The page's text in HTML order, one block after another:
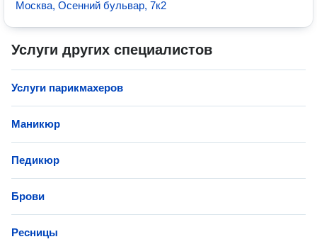
Москва, Осенний бульвар, 7к2
Услуги других специалистов
Услуги парикмахеров
Маникюр
Педикюр
Брови
Ресницы